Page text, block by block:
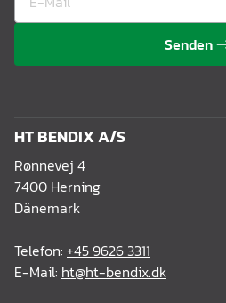
Senden
HT BENDIX A/S
Rønnevej 4
7400 Herning
Dänemark
Telefon: +45 9626 3311
E-Mail: ht@ht-bendix.dk